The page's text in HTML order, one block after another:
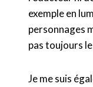
exemple en
personnages
pas toujours
Je me suis